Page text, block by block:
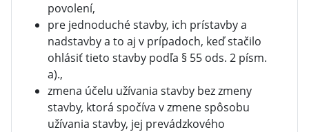
povolení,
pre jednoduché stavby, ich prístavby a
nadstavby a to aj v prípadoch, keď stačilo
ohlásiť tieto stavby podľa § 55 ods. 2 písm.
a).,
zmena účelu užívania stavby bez zmeny
stavby, ktorá spočíva v zmene spôsobu
užívania stavby, jej prevádzkového